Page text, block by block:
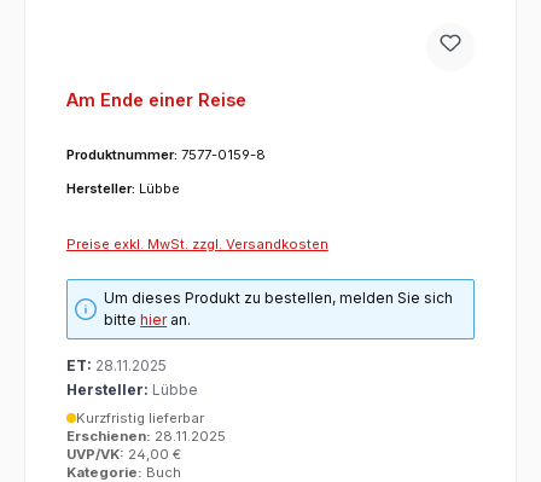
Am Ende einer Reise
Produktnummer: 7577-0159-8
Hersteller: Lübbe
Preise exkl. MwSt. zzgl. Versandkosten
Um dieses Produkt zu bestellen, melden Sie sich
bittehieran.
ET: 28.11.2025
Hersteller: Lübbe
Kurzfristig lieferbar
Erschienen: 28.11.2025
UVP/VK: 24,00 €
Kategorie: Buch